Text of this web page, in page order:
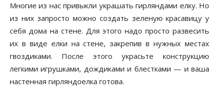
Многие из нас привыкли украшать гирляндами елку. Но
из них запросто можно создать зеленую красавицу у
себя дома на стене. Для этого надо просто развесить
их в виде елки на стене, закрепив в нужных местах
гвоздиками. После этого украсьте конструкцию
легкими игрушками, дождиками и блестками — и ваша
настенная гирляндоелка готова.